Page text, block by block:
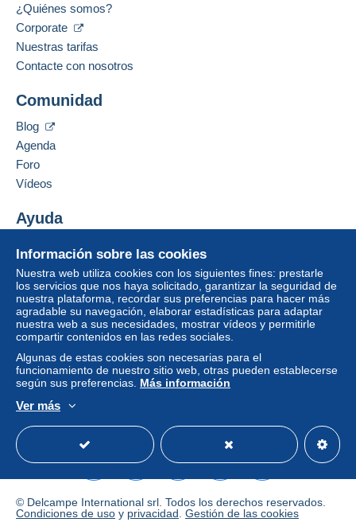
Información sobre las cookies
Nuestra web utiliza cookies con los siguientes fines: prestarle
los servicios que nos haya solicitado, garantizar la seguridad de
nuestra plataforma, recordar sus preferencias para hacer más
agradable su navegación, elaborar estadísticas para adaptar
nuestra web a sus necesidades, mostrar vídeos y permitirle
compartir contenidos en las redes sociales.
Algunas de estas cookies son necesarias para el
funcionamiento de nuestro sitio web, otras pueden establecerse
según sus preferencias. Más información
Ver más
¿Quiénes somos?
Corporate
Nuestras tarifas
Contacte con nosotros
Comunidad
Blog
Agenda
Foro
Vídeos
Ayuda
Comprar en Delcampe
Vender en Delcampe
Una página securizada
© Delcampe International srl. Todos los derechos reservados.
Condiciones de uso y privacidad Gestión de las cookies